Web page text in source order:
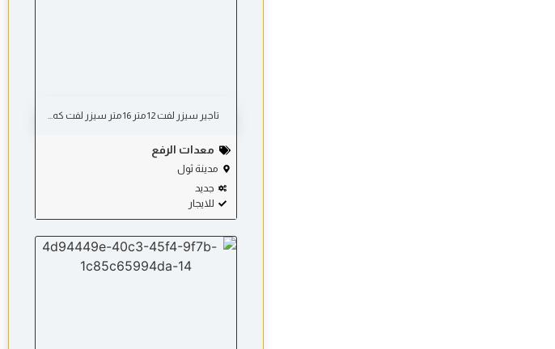
تاجير سيزر لفت 12 متر 16 متر سیزر لفت كه...
معدات الرفع
مدينة ثول
جديد
للايجار